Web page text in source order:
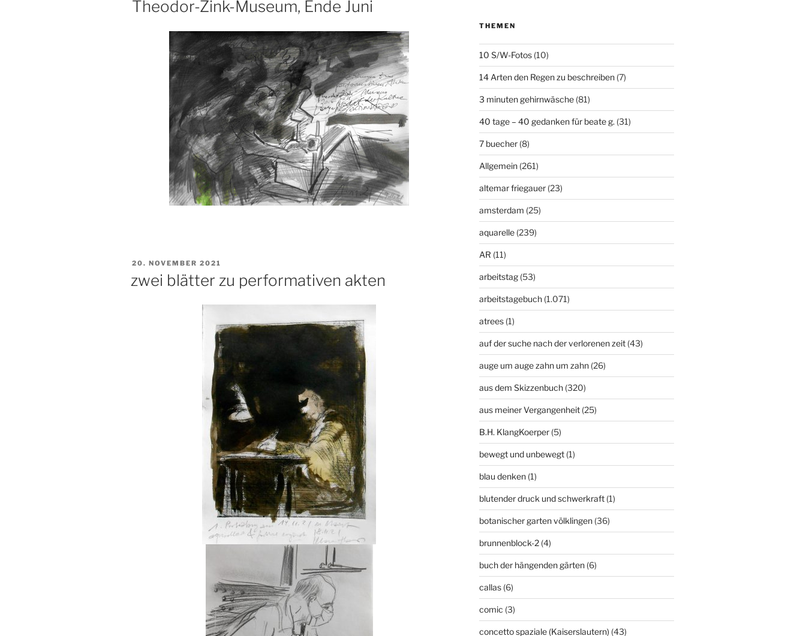
Theodor-Zink-Museum, Ende Juni
VERÖFFENTLICHT
20. NOVEMBER 2021
zwei blätter zu performativen akten
THEMEN
10 S/W-Fotos(10)
14 Arten den Regen zu beschreiben(7)
3 minuten gehirnwäsche(81)
40 tage – 40 gedanken für beate g. (31)
7 buecher(8)
Allgemein(261)
altemar friegauer(23)
amsterdam (25)
aquarelle(239)
AR (11)
arbeitstag(53)
arbeitstagebuch(1.071)
atrees(1)
auf der suche nach der verlorenen zeit(43)
auge um auge zahn um zahn(26)
aus dem Skizzenbuch(320)
aus meiner Vergangenheit(25)
B.H. KlangKoerper(5)
bewegt und unbewegt(1)
blau denken(1)
blutender druck und schwerkraft(1)
botanischer garten völklingen(36)
brunnenblock-2(4)
buch der hängenden gärten(6)
callas(6)
comic (3)
concetto spaziale (Kaiserslautern) (43)